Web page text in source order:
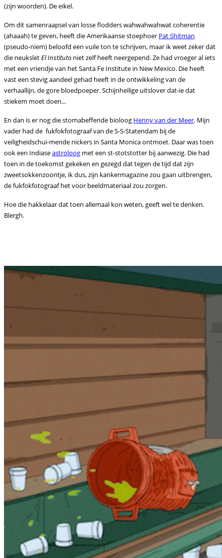
(zijn woorden). De eikel.
Om dit samenraapsel van losse flodders wahwahwahwat coherentie
(ahaaah) te geven, heeft die Amerikaanse stoephoer Pat Shitman
(pseudo-niem) beloofd een vuile ton te schrijven, maar ik weet zeker dat
die neuksletEl Instituto niet zelf heeft neergepend. Ze had vroeger al iets
met een vriendje van het Santa Fe Institute in New Mexico. Die heeft
vast een stevig aandeel gehad heeft in de ontwikkeling van de
verhaallijn, de gore bloedpoeper. Schijnheilige uitslover dat-ie dat
stiekem moet doen...
En dan is er nog die stomabeffende bioloog Henny van der Meer. Mijn
vader had de fukfokfotograaf van de S-S-Statendam bij de
veiligheidschui-mende nickers in Santa Monica ontmoet. Daar was toen
ook een Indiaseastroloog met een st-stotstotter bij aanwezig. Die had
toen in de toekomst gekeken en gezegd dat tegen de tijd dat zijn
zweetsokkenzoontje, ik dus, zijn kankermagazine zou gaan uitbrengen,
de fukfokfotograaf het voor beeldmateriaal zou zorgen.
Hoe die hakkelaar dat toen allemaal kon weten, geeft wel te denken.
Blergh.